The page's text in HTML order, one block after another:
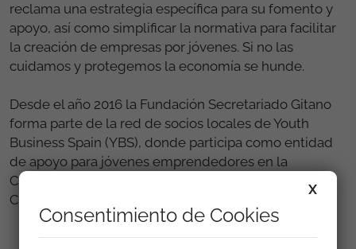
reclama una estrategia específica para su fomento y
apoyo, así como simplificar la normativa para facilitar
la creación de empresas por jóvenes. Si no las
cuidamos y protegemos la economía se hunde.
Desde el año 2016 la Fundación Secretariado Gitano
forma parte de la red de socios locales de Youth
Business Spain (YBS), donde participa como entidad
de apoyo para jóvenes emprendedores en la
Comunidad de Madrid, la Comunidad Valenciana y
Castilla y León.
X
Consentimiento de Cookies